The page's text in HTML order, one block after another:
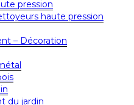
pression
haute pression
– Décoration
du jardin